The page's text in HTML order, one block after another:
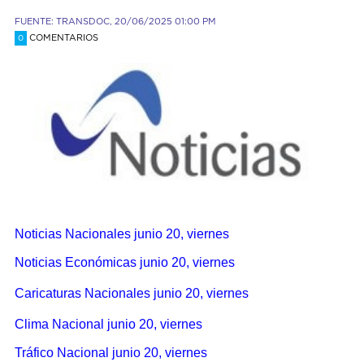
FUENTE: TRANSDOC, 20/06/2025 01:00 PM
0 COMENTARIOS
Noticias Nacionales junio 20, viernes
Noticias Económicas junio 20, viernes
Caricaturas Nacionales junio 20, viernes
Clima Nacional junio 20, viernes
Tráfico Nacional junio 20, viernes